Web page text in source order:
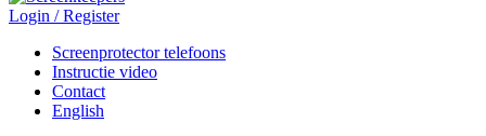
Login / Register
Screenprotector telefoons
Instructie video
Contact
English